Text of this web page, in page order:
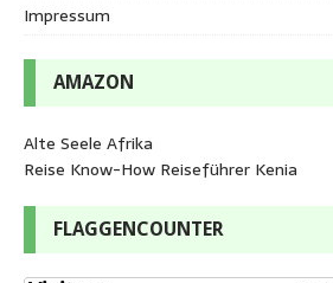
Impressum
AMAZON
Alte Seele Afrika
Reise Know-How Reiseführer Kenia
FLAGGENCOUNTER